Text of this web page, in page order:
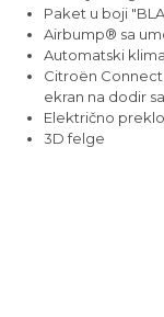
Paket u boji
Airbump® sa
Automatski
Citroën Connect
ekran na dodir
Električno
3D felge